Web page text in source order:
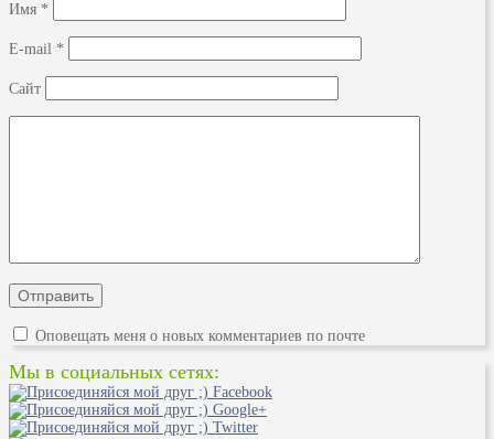
Имя *
E-mail *
Сайт
Оповещать меня о новых комментариев по почте
Мы в социальных сетях: